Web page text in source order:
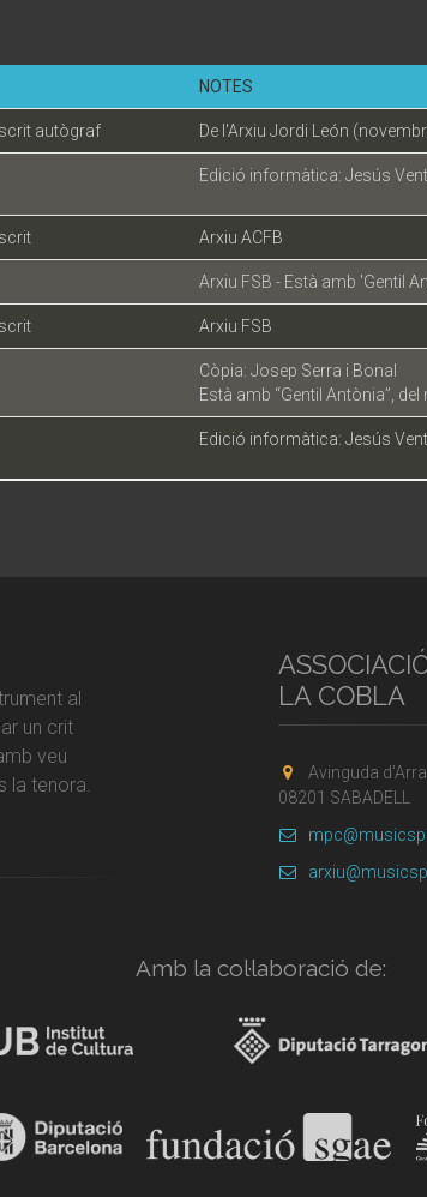
NOTES
autògraf De l'Arxiu Jordi León
Edició informàtica: Jesús
Arxiu ACFB
Arxiu FSB - Està amb 'Gentil
Arxiu FSB
Còpia: Josep Serra i Bonal
Està amb “Gentil Antònia”, del
Edició informàtica: Jesús
al
un crit
veu
la tenora.
LA COBLA
Avinguda
08201 SABADELL
Amb la col·laboració de: